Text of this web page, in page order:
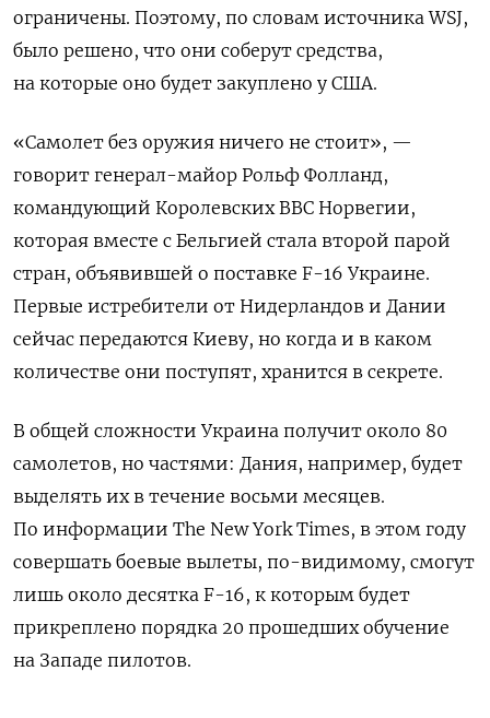
ограничены. Поэтому, по словам источника WSJ,
было решено, что они соберут средства,
на которые оно будет закуплено у США.
«Самолет без оружия ничего не стоит», —
говорит генерал-майор Рольф Фолланд,
командующий Королевских ВВС Норвегии,
которая вместе с Бельгией стала второй парой
стран, объявившей о поставке F-16 Украине.
Первые истребители от Нидерландов и Дании
сейчас передаются Киеву, но когда и в каком
количестве они поступят, хранится в секрете.
В общей сложности Украина получит около 80
самолетов, но частями: Дания, например, будет
выделять их в течение восьми месяцев.
По информации The New York Times, в этом году
совершать боевые вылеты, по-видимому, смогут
лишь около десятка F-16, к которым будет
прикреплено порядка 20 прошедших обучение
на Западе пилотов.